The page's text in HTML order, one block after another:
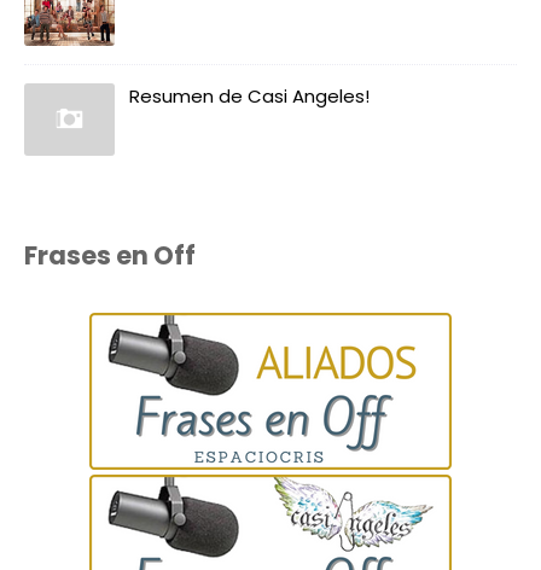
Resumen de Casi Angeles!
Frases en Off